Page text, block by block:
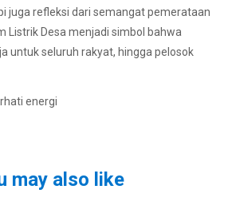
juga refleksi dari semangat pemerataan
Listrik Desa menjadi simbol bahwa
untuk seluruh rakyat, hingga pelosok
energi
may also like